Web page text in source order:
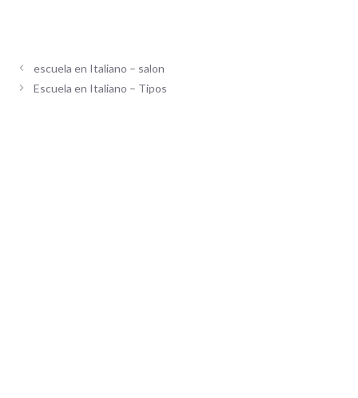
escuela en Italiano – salon
Escuela en Italiano – Tipos